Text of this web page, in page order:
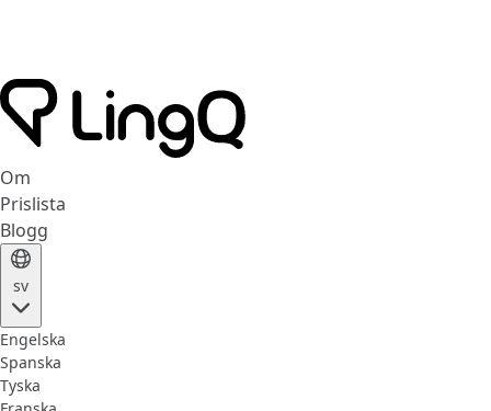
Om
Prislista
Blogg
sv
Engelska
Spanska
Tyska